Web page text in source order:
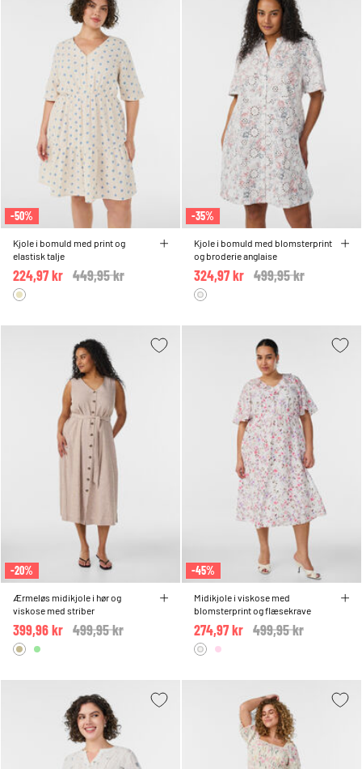
-50%
Kjole i bomuld med print og
elastisk talje
Price reduced from
449,95 kr
224,97 kr
-35%
Kjole i bomuld med blomsterprint
og broderie anglaise
Price reduced from
499,95 kr
324,97 kr
-20%
Ærmeløs midikjole i hør og
viskose med striber
Price reduced from
499,95 kr
399,96 kr
-45%
Midikjole i viskose med
blomsterprint og flæsekrave
Price reduced from
499,95 kr
274,97 kr